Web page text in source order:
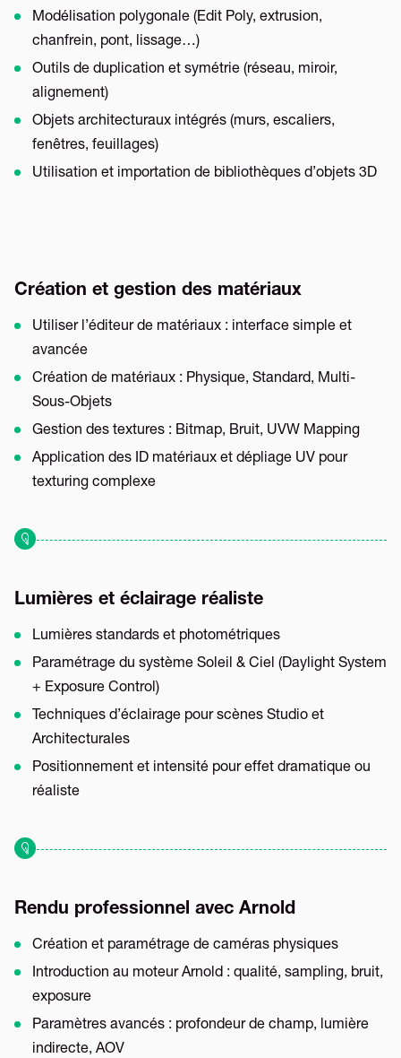
Modélisation polygonale (Edit Poly, extrusion,
chanfrein, pont, lissage…)
Outils de duplication et symétrie (réseau, miroir,
alignement)
Objets architecturaux intégrés (murs, escaliers,
fenêtres, feuillages)
Utilisation et importation de bibliothèques d’objets 3D
Création et gestion des matériaux
Utiliser l’éditeur de matériaux : interface simple et
avancée
Création de matériaux : Physique, Standard, Multi-
Sous-Objets
Gestion des textures : Bitmap, Bruit, UVW Mapping
Application des ID matériaux et dépliage UV pour
texturing complexe
Lumières et éclairage réaliste
Lumières standards et photométriques
Paramétrage du système Soleil & Ciel (Daylight System
+ Exposure Control)
Techniques d’éclairage pour scènes Studio et
Architecturales
Positionnement et intensité pour effet dramatique ou
réaliste
Rendu professionnel avec Arnold
Création et paramétrage de caméras physiques
Introduction au moteur Arnold : qualité, sampling, bruit,
exposure
Paramètres avancés : profondeur de champ, lumière
indirecte, AOV